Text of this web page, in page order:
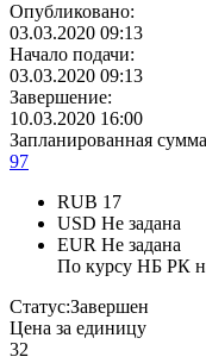
Опубликовано:
03.03.2020 09:13
Начало подачи:
03.03.2020 09:13
Завершение:
10.03.2020 16:00
Запланированная
97
RUB 17
USD Не задана
EUR Не задана
По курсу НБ РК
Статус:Завершен
Цена за единицу
32